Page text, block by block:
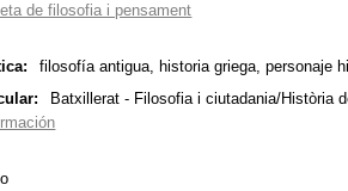
de filosofia i pensament
filosofía antigua, historia griega, personaje
Batxillerat - Filosofia i ciutadania/Història